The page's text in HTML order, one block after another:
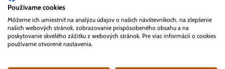
Používame cookies
Môžeme ich umiestniť na analýzu údajov o našich návštevníkoch, na zlepšenie
našich webových stránok, zobrazovanie prispôsobeného obsahu a na
poskytovanie skvelého zážitku z webových stránok. Pre viac informácií o cookies
používame otvorené nastavenia.